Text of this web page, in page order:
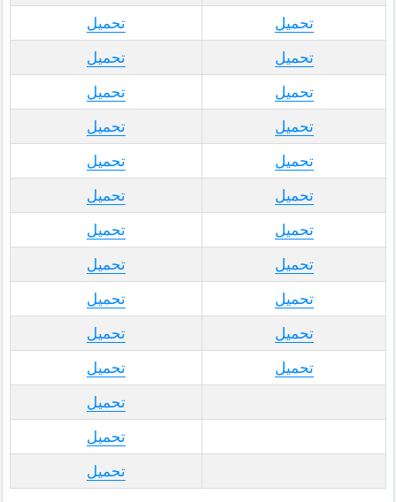
تحميل
تحميل
تحميل
تحميل
تحميل
تحميل
تحميل
تحميل
تحميل
تحميل
تحميل
تحميل
تحميل
تحميل
تحميل
تحميل
تحميل
تحميل
تحميل
تحميل
تحميل
تحميل
تحميل
تحميل
تحميل